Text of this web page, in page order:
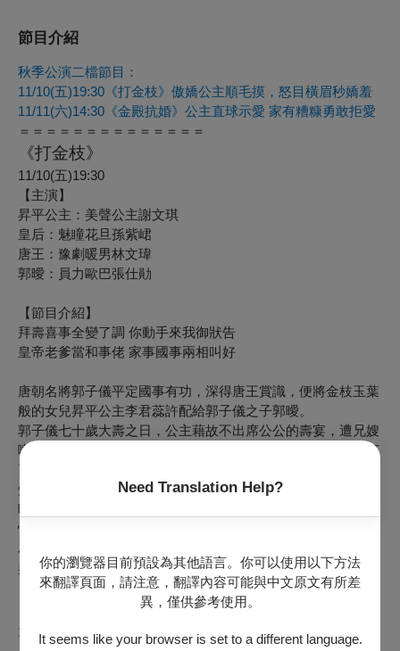
Need Translation Help?
你的瀏覽器目前預設為其他語言。你可以使用以下方法
來翻譯頁面，請注意，翻譯內容可能與中文原文有所差
異，僅供參考使用。
It seems like your browser is set to a different language.
節目介紹
秋季公演二檔節目：
11/10(五)19:30《打金枝》傲嬌公主順毛摸，怒目橫眉秒嬌羞
11/11(六)14:30《金殿抗婚》公主直球示愛 家有糟糠勇敢拒愛
＝＝＝＝＝＝＝＝＝＝＝＝＝＝
《打金枝》
11/10(五)19:30
【主演】
昇平公主：美聲公主謝文琪
皇后：魅瞳花旦孫紫峮
唐王：豫劇暖男林文瑋
郭曖：員力歐巴張仕勛
【節目介紹】
拜壽喜事全變了調 你動手來我御狀告
皇帝老爹當和事佬 家事國事兩相叫好
唐朝名將郭子儀平定國事有功，深得唐王賞識，便將金枝玉葉
般的女兒昇平公主李君蕊許配給郭子儀之子郭曖。
郭子儀七十歲大壽之日，公主藉故不出席公公的壽宴，遭兄嫂
嘲笑「怕老婆」的郭曖氣憤難耐，與公主大吵一架，還動手打
了她。公主可嚥不下這口氣，回娘家與父親唐王告狀，唐王深
知公主心性，便反其道而行，揚言要好好「處理」駙馬爺郭
曖，這反而讓公主慌了手腳、失了主張；郭子儀得知此事，趕
忙帶郭曖上殿賠罪。
為人父親的唐王與郭子儀，勸小倆口以和為貴，別傷了兩家子
與君臣間的和氣，兩人和好，免於一場風波。
＝＝＝＝＝＝＝＝＝＝＝＝＝＝
11/11(六)14:30